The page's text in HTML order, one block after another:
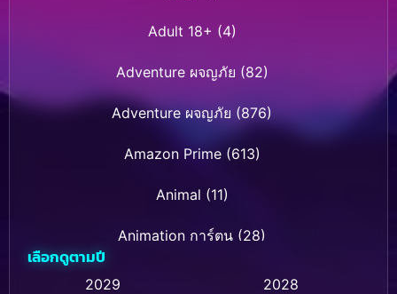
Adult 18+ (4)
Adventure ผจญภัย (82)
Adventure ผจญภัย (876)
Amazon Prime(613)
Animal (11)
Animation การ์ตูน (28)
Animation การ์ตูน (236)
เลือกดูตามปี
2029
2028